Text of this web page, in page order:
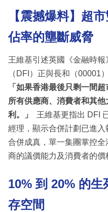
【震撼爆料】超
佔率的壟斷威脅
王維基引述英國《金融時
（DFI）正與長和（00001
「如果香港最後只剩一間
所有供應商、消費者和其
利。」
王維基更指出 DFI
經理，顯示合併計劃已進
合併成真，單一集團掌控
商的議價能力及消費者的價
10% 到 20% 的生
存空間